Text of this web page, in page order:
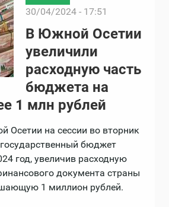
30/04/2024 - 17:51
В Южной Осетии
увеличили
расходную часть
бюджета на
1 млн рублей
Осетии на сессии во вторник
бюджет
год, увеличив расходную
документа страны
1 миллион рублей.